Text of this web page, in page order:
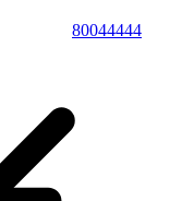
80044444